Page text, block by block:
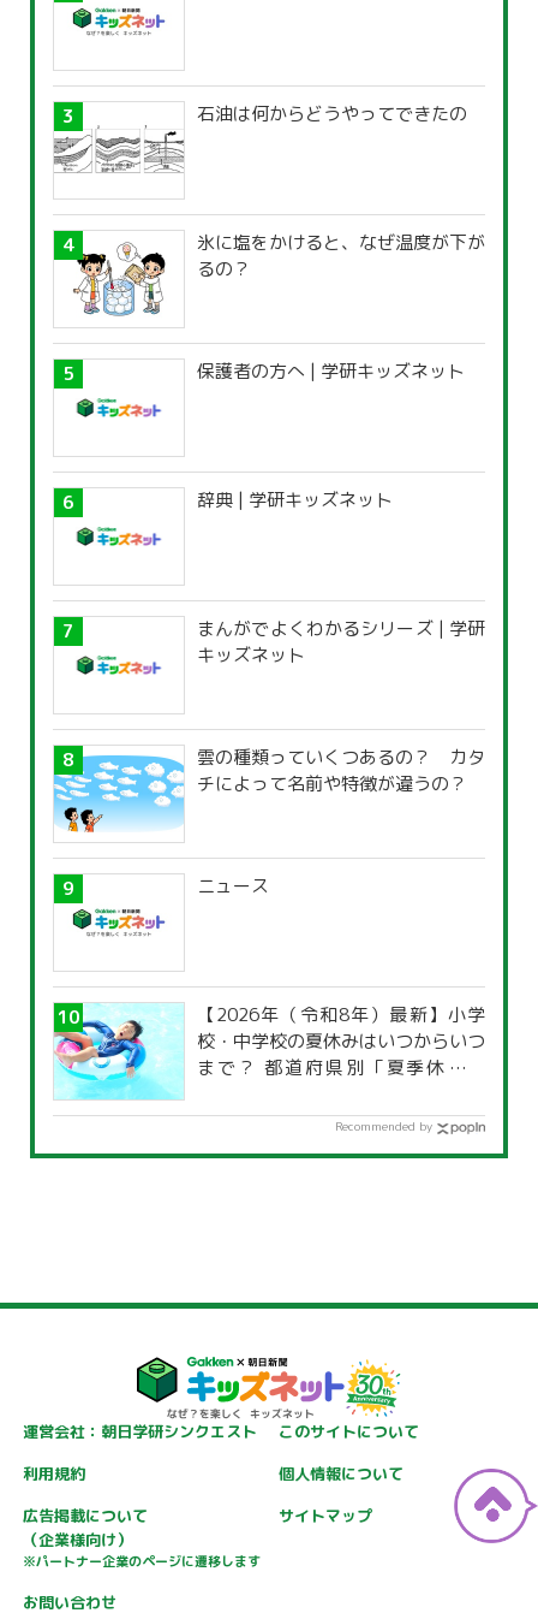
石油は何からどうやってできたの
氷に塩をかけると、なぜ温度が下が
るの？
保護者の方へ | 学研キッズネット
辞典 | 学研キッズネット
まんがでよくわかるシリーズ | 学研
キッズネット
雲の種類っていくつあるの？ カタ
チによって名前や特徴が違うの？
ニュース
【2026年（令和8年）最新】小学
校・中学校の夏休みはいつからいつ
まで？ 都道府県別「夏季休暇一
Recommended by
運営会社：朝日学研シンクエスト
このサイトについて
利用規約
個人情報について
広告掲載について
（企業様向け）
※パートナー企業のページに遷移します
サイトマップ
お問い合わせ